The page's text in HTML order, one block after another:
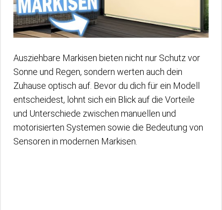
Ausziehbare Markisen bieten nicht nur Schutz vor
Sonne und Regen, sondern werten auch dein
Zuhause optisch auf. Bevor du dich für ein Modell
entscheidest, lohnt sich ein Blick auf die Vorteile
und Unterschiede zwischen manuellen und
motorisierten Systemen sowie die Bedeutung von
Sensoren in modernen Markisen.